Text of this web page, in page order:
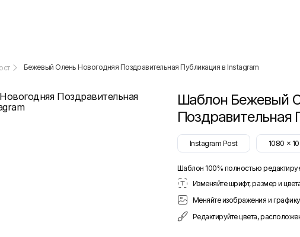
Бежевый Олень Новогодняя Поздравительная Публикация в Instagram
Шаблон Бежевый
Поздравительная
Instagram Post 1080 x
Шаблон 100% полностью
Изменяйте шрифт, размер и
Меняйте изображения и
Редактируйте цвета,